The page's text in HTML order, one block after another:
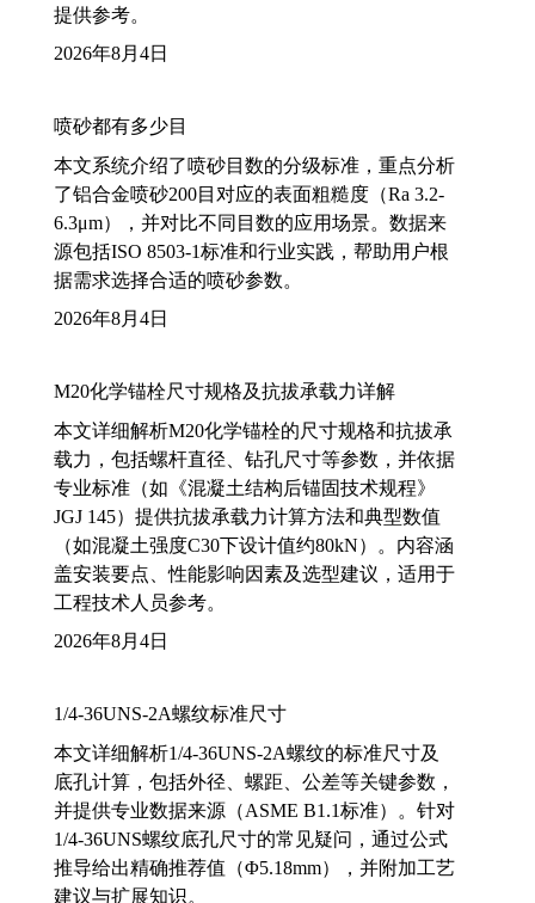
提供参考。
2026年8月4日
喷砂都有多少目
本文系统介绍了喷砂目数的分级标准，重点分析
了铝合金喷砂200目对应的表面粗糙度（Ra 3.2-
6.3μm），并对比不同目数的应用场景。数据来
源包括ISO 8503-1标准和行业实践，帮助用户根
据需求选择合适的喷砂参数。
2026年8月4日
M20化学锚栓尺寸规格及抗拔承载力详解
本文详细解析M20化学锚栓的尺寸规格和抗拔承
载力，包括螺杆直径、钻孔尺寸等参数，并依据
专业标准（如《混凝土结构后锚固技术规程》
JGJ 145）提供抗拔承载力计算方法和典型数值
（如混凝土强度C30下设计值约80kN）。内容涵
盖安装要点、性能影响因素及选型建议，适用于
工程技术人员参考。
2026年8月4日
1/4-36UNS-2A螺纹标准尺寸
本文详细解析1/4-36UNS-2A螺纹的标准尺寸及
底孔计算，包括外径、螺距、公差等关键参数，
并提供专业数据来源（ASME B1.1标准）。针对
1/4-36UNS螺纹底孔尺寸的常见疑问，通过公式
推导给出精确推荐值（Φ5.18mm），并附加工艺
建议与扩展知识。